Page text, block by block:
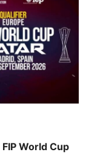
FIP World Cup